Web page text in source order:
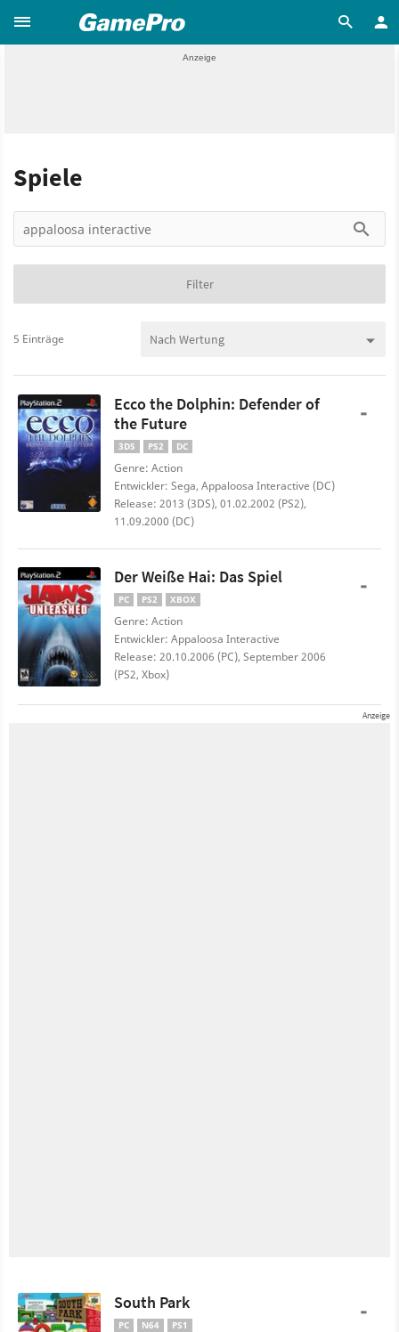
Spiele
Filter
5 Einträge
Ecco the Dolphin: Defender of
the Future
3DS PS2 DC
Genre: Action
Entwickler: Sega, Appaloosa Interactive (DC)
Release: 2013 (3DS), 01.02.2002 (PS2),
11.09.2000 (DC)
-
Der Weiße Hai: Das Spiel
PC PS2 XBOX
Genre: Action
Entwickler: Appaloosa Interactive
Release: 20.10.2006 (PC), September 2006
(PS2, Xbox)
-
South Park
PC N64 PS1 -